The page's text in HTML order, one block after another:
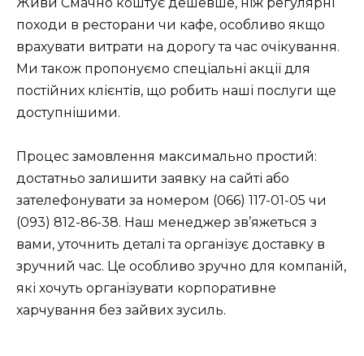
походи в ресторани чи кафе, особливо якщо
врахувати витрати на дорогу та час очікування.
Ми також пропонуємо спеціальні акції для
постійних клієнтів, що робить наші послуги ще
доступнішими.
Процес замовлення максимально простий:
достатньо залишити заявку на сайті або
зателефонувати за номером (066) 117-01-05 чи
(093) 812-86-38. Наш менеджер зв’яжеться з
вами, уточнить деталі та організує доставку в
зручний час. Це особливо зручно для компаній,
які хочуть організувати корпоративне
харчування без зайвих зусиль.